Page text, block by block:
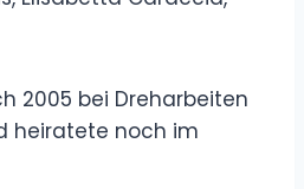
2005 bei Dreharbeiten
heiratete noch im